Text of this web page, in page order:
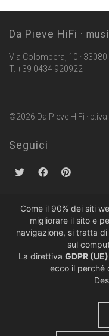
Da Pieve HiFi ·
Via Colombera, 10 · 33080
T. +39 0434 920922
©2026 Da Pieve HiFi ·
Seguici
Politiche sulla Privacy·
Come il 90% dei siti
migliorare il sito e
navigazione, si tratta
sul
La direttiva GDPR
ecco il perché